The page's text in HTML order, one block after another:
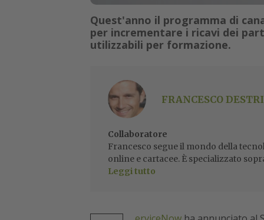
Quest'anno il programma di
per incrementare i ricavi dei
utilizzabili per formazione.
FRANCESCO DESTRI
Collaboratore
Francesco segue il mondo della
online e cartacee. È specializzato
Leggi tutto